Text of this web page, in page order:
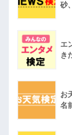
砂
エ
き
お
名